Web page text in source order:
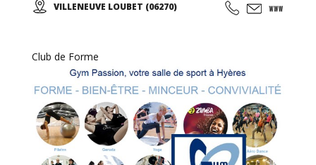
mur lumineux, courses de vélos virtuelles, roue
amusant ! Une idée originale pour fêter l’anniversaire de
votre enfant. (À partir de 4ans).
VILLENEUVE LOUBET (06270)
Club de Forme